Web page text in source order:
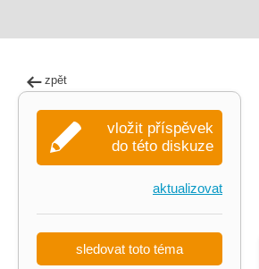
zpět
vložit příspěvek
do této diskuze
aktualizovat
sledovat toto téma